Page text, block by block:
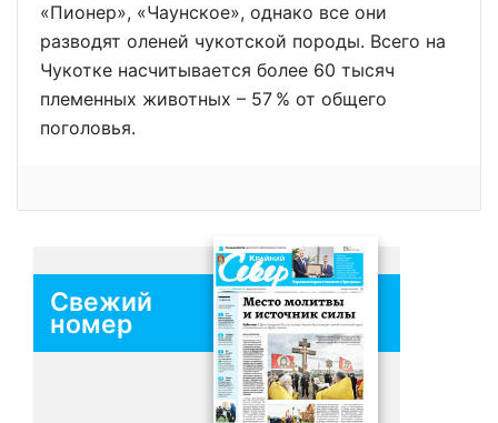
«Пионер», «Чаунское», однако все они
разводят оленей чукотской породы. Всего на
Чукотке насчитывается более 60 тысяч
племенных животных – 57 % от общего
поголовья.
Свежий
номер